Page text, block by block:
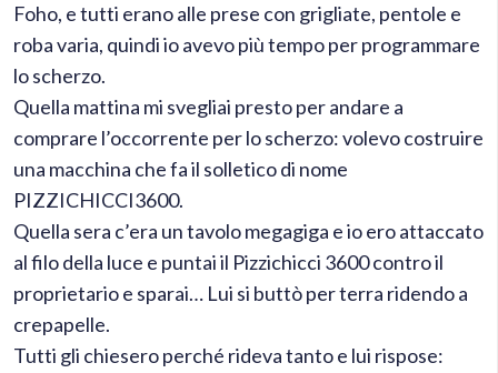
Foho, e tutti erano alle prese con grigliate, pentole e
roba varia, quindi io avevo più tempo per programmare
lo scherzo.
Quella mattina mi svegliai presto per andare a
comprare l’occorrente per lo scherzo: volevo costruire
una macchina che fa il solletico di nome
PIZZICHICCI3600.
Quella sera c’era un tavolo megagiga e io ero attaccato
al filo della luce e puntai il Pizzichicci 3600 contro il
proprietario e sparai… Lui si buttò per terra ridendo a
crepapelle.
Tutti gli chiesero perché rideva tanto e lui rispose: